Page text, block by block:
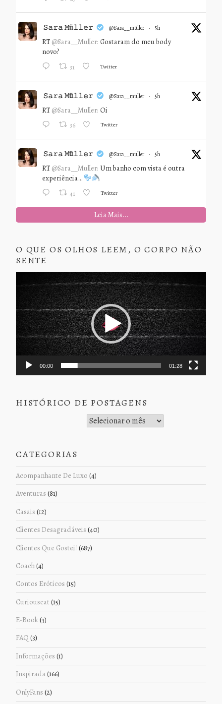
𝚂𝚊𝚛𝚊 𝙼ü𝚕𝚕𝚎𝚛 @sara__muller · 5h
RT @Sara__Muller: Gostaram do meu body
novo?
31 Twitter
𝚂𝚊𝚛𝚊 𝙼ü𝚕𝚕𝚎𝚛 @sara__muller · 5h
RT @Sara__Muller: Oi
36 Twitter
𝚂𝚊𝚛𝚊 𝙼ü𝚕𝚕𝚎𝚛 @sara__muller · 5h
RT @Sara__Muller: Um banho com vista é outra
experiência…
41 Twitter
Leia Mais...
O QUE OS OLHOS LEEM, O CORPO NÃO
SENTE
de
vídeo
00:00 01:28
HISTÓRICO DE POSTAGENS
CATEGORIAS
Acompanhante De Luxo (4)
Aventuras (81)
Casais (12)
Clientes Desagradáveis (40)
Clientes Que Gostei! (687)
Coach(4)
Contos Eróticos (15)
Curiouscat (15)
E-Book(3)
FAQ (3)
Informações (1)
Inspirada (166)
OnlyFans (2)